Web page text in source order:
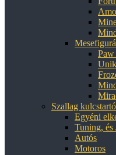
Paw
Szallag
Egyéni
Tuning,
Autós
Motoros